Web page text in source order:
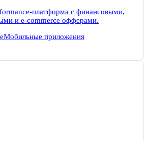
платформа с финансовыми,
и e-commerce офферами.
Мобильные приложения